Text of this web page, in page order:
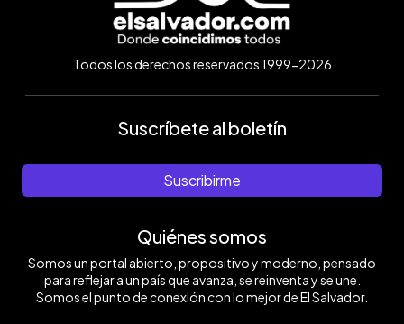
Todos los derechos reservados 1999-2026
Suscríbete al boletín
Suscribirme
Quiénes somos
Somos un portal abierto, propositivo y moderno, pensado
para reflejar a un país que avanza, se reinventa y se une.
Somos el punto de conexión con lo mejor de El Salvador.